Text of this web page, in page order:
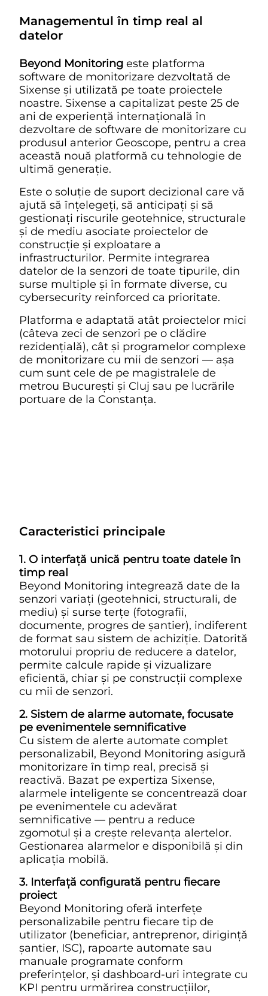
Managementul în timp real al
datelor
Beyond Monitoring este platforma
software de monitorizare dezvoltată de
Sixense și utilizată pe toate proiectele
noastre. Sixense a capitalizat peste 25 de
ani de experiență internațională în
dezvoltare de software de monitorizare cu
produsul anterior Geoscope, pentru a crea
această nouă platformă cu tehnologie de
ultimă generație.
Este o soluție de suport decizional care vă
ajută să înțelegeți, să anticipați și să
gestionați riscurile geotehnice, structurale
și de mediu asociate proiectelor de
construcție și exploatare a
infrastructurilor. Permite integrarea
datelor de la senzori de toate tipurile, din
surse multiple și în formate diverse, cu
cybersecurity reinforced ca prioritate.
Platforma e adaptată atât proiectelor mici
(câteva zeci de senzori pe o clădire
rezidențială), cât și programelor complexe
de monitorizare cu mii de senzori — așa
cum sunt cele de pe magistralele de
metrou București și Cluj sau pe lucrările
portuare de la Constanța.
Caracteristici principale
1. O interfață unică pentru toate datele în
timp real
Beyond Monitoring integrează date de la
senzori variați (geotehnici, structurali, de
mediu) și surse terțe (fotografii,
documente, progres de șantier), indiferent
de format sau sistem de achiziție. Datorită
motorului propriu de reducere a datelor,
permite calcule rapide și vizualizare
eficientă, chiar și pe construcții complexe
cu mii de senzori.
2. Sistem de alarme automate, focusate
pe evenimentele semnificative
Cu sistem de alerte automate complet
personalizabil, Beyond Monitoring asigură
monitorizare în timp real, precisă și
reactivă. Bazat pe expertiza Sixense,
alarmele inteligente se concentrează doar
pe evenimentele cu adevărat
semnificative — pentru a reduce
zgomotul și a crește relevanța alertelor.
Gestionarea alarmelor e disponibilă și din
aplicația mobilă.
3. Interfață configurată pentru fiecare
proiect
Beyond Monitoring oferă interfețe
personalizabile pentru fiecare tip de
utilizator (beneficiar, antreprenor, dirigință
șantier, ISC), rapoarte automate sau
manuale programate conform
preferințelor, și dashboard-uri integrate cu
KPI pentru urmărirea construcțiilor,